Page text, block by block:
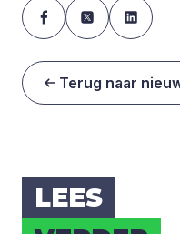
Terug naar
LEES